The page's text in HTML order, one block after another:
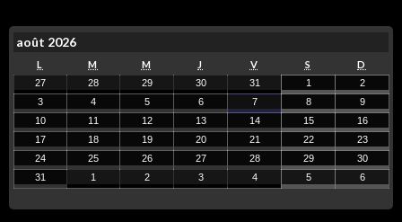
août 2026
L M M J V S D
27 28 29 30 31 1
2
3
4 5 6 7 8
9
10
11 12 13 14 15
16
17
18 19 20 21 22
23
24
25 26 27 28 29
30
31
1 2 3 4 5 6